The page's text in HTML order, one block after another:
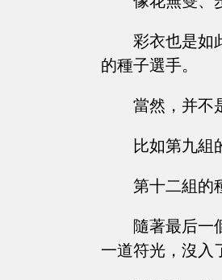
彩衣也是如
的種子選手。
當然，并不
比如第九組
第十二組的
隨著最后一
一道符光，沒入